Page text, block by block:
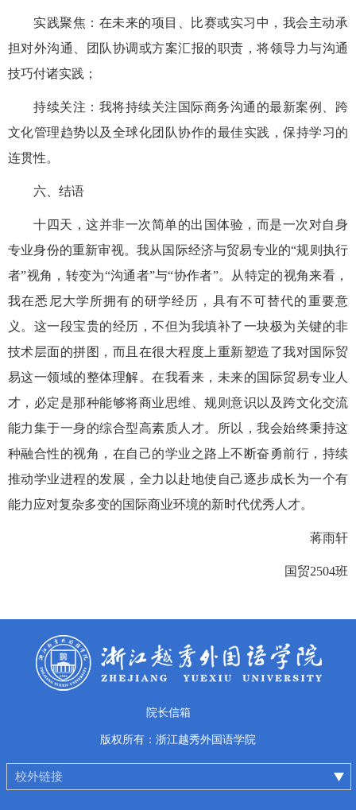
实践聚焦：在未来的项目、比赛或实习中，我会主动承
担对外沟通、团队协调或方案汇报的职责 ，将领导力与沟通
技巧付诸实践 ；
持续关注：我将持续关注国际商务沟通的最新案例、跨
文化管理趋势以及全球化团队协作的最佳实践，保持学习的
连贯性。
六、结语
十四天，这并非一次简单的出国体验，而是一次对自身
专业身份的重新审视。我从国际经济与贸易专业的“规则执行
者”视角，转变为“沟通者”与“协作者”。从特定的视角来看，
我在悉尼大学所拥有的研学经历，具有不可替代的重要意
义。这一段宝贵的经历，不但为我填补了一块极为关键的非
技术层面的拼图，而且在很大程度上重新塑造了我对国际贸
易这一领域的整体理解。在我看来，未来的国际贸易专业人
才，必定是那种能够将商业思维、规则意识以及跨文化交流
能力集于一身的综合型高素质人才。所以，我会始终秉持这
种融合性的视角，在自己的学业之路上不断奋勇前行，持续
推动学业进程的发展，全力以赴地使自己逐步成长为一个有
能力应对复杂多变的国际商业环境的新时代优秀人才。
蒋雨轩
国贸2504班
院长信箱
版权所有：浙江越秀外国语学院
校外链接